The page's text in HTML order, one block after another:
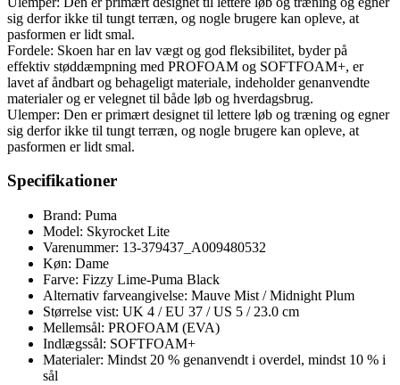
sig derfor ikke til tungt terræn, og nogle brugere kan opleve, at
pasformen er lidt smal.
Fordele: Skoen har en lav vægt og god fleksibilitet, byder på
effektiv støddæmpning med PROFOAM og SOFTFOAM+, er
lavet af åndbart og behageligt materiale, indeholder genanvendte
materialer og er velegnet til både løb og hverdagsbrug.
Ulemper: Den er primært designet til lettere løb og træning og egner
sig derfor ikke til tungt terræn, og nogle brugere kan opleve, at
pasformen er lidt smal.
Specifikationer
Brand: Puma
Model: Skyrocket Lite
Varenummer: 13-379437_A009480532
Køn: Dame
Farve: Fizzy Lime-Puma Black
Alternativ farveangivelse: Mauve Mist / Midnight Plum
Størrelse vist: UK 4 / EU 37 / US 5 / 23.0 cm
Mellemsål: PROFOAM (EVA)
Indlægssål: SOFTFOAM+
Materialer: Mindst 20 % genanvendt i overdel, mindst 10 % i
sål